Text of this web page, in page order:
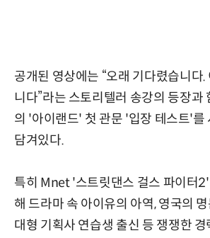
공개된 영상에는 “오래 기다렸습니다
니다”라는 스토리텔러 송강의 등장과
의 '아이랜드' 첫 관문 '입장 테스트'를
담겨있다.
특히 Mnet '스트릿댄스 걸스 파이터
해 드라마 속 아이유의 아역, 영국의
대형 기획사 연습생 출신 등 쟁쟁한 경